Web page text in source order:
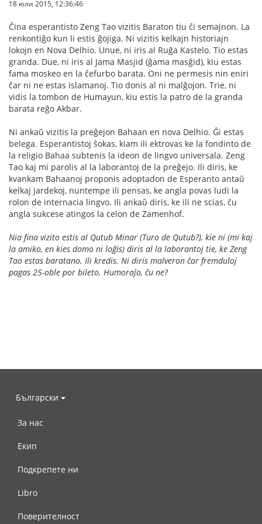
18 юли 2015, 12:36:46
Ĉina esperantisto Zeng Tao vizitis Baraton tiu ĉi semajnon. La
renkontiĝo kun li estis ĝojiga. Ni vizitis kelkajn historiajn
lokojn en Nova Delhio. Unue, ni iris al Ruĝa Kastelo. Tio estas
granda. Due, ni iris al Jama Masjid (ĝama masĝid), kiu estas
fama moskeo en la ĉefurbo barata. Oni ne permesis nin eniri
ĉar ni ne estas islamanoj. Tio donis al ni malĝojon. Trie, ni
vidis la tombon de Humayun, kiu estis la patro de la granda
barata reĝo Akbar.
Ni ankaŭ vizitis la preĝejon Bahaan en nova Delhio. Ĝi estas
belega. Esperantistoj ŝokas, kiam ili ektrovas ke la fondinto de
la religio Bahaa subtenis la ideon de lingvo universala. Zeng
Tao kaj mi parolis al la laborantoj de la preĝejo. Ili diris, ke
kvankam Bahaanoj proponis adoptadon de Esperanto antaŭ
kelkaj jardekoj, nuntempe ili pensas, ke angla povas ludi la
rolon de internacia lingvo. Ili ankaŭ diris, ke ili ne scias, ĉu
angla sukcese atingos la celon de Zamenhof.
Nia fina vizito estis al Qutub Minar (Turo de Qutub?), kie ni (mi kaj
la amiko, en kies domo ni loĝis) diris al la laborantoj tie, ke Zeng
Tao estas baratano. Ili kredis. Ni diris malveron ĉar fremduloj
pagas 25-oble por bileto. Humoraĵo, ĉu ne?
Български
За нас
Екип
Подкрепете ни
Libro
Поверителност